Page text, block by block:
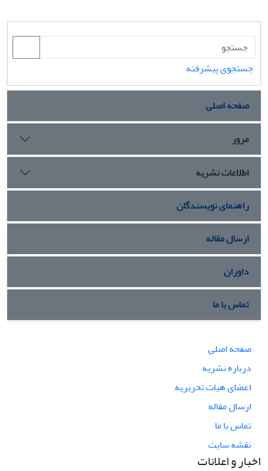
جستجوی پیشرفته
صفحه اصلی
مرور
اطلاعات نشریه
راهنمای نویسندگان
ارسال مقاله
داوران
تماس با ما
صفحه اصلی
درباره نشریه
اعضای هیات تحریریه
ارسال مقاله
تماس با ما
نقشه سایت
اخبار و اعلانات